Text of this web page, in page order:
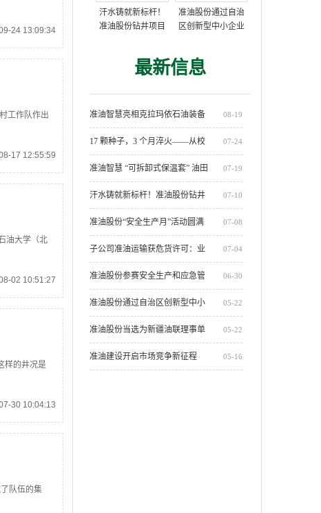
24 13:09:34
工作队作出
17 12:55:59
油大学（北
02 10:51:27
样的井况是
30 10:04:13
队伍的集
汗水铸就新标杆！
准油股份钻井项目
准油股份通过自治
区创新型中小企业
最新信息
08-19
准油智慧亮相克拉玛依石油装备
展 展示多项油田技术方案 07-24
17 颗种子，3 个月淬火——从校
园到油田，准油股份 2025 届新员
工开启人生新章
07-19
准油智慧 “可拆卸式保温套” 油田
实测成功，获高度评价 07-10
汗水铸就新标杆！准油股份钻井
项目部创单日进尺712米新纪录 07-08
准油股份“安全生产月”活动圆满
收官 07-04
子公司准油运输获危货许可：业
务整合助力油服主业发展 06-30
准油股份参赛安全生产和应急管
理知识讲解大赛，两项作品摘得
荣誉
05-22
准油股份通过自治区创新型中小
企业复核 05-22
准油股份当选为新疆油联理事单
位 05-16
准油建设开启市场竞争新征程